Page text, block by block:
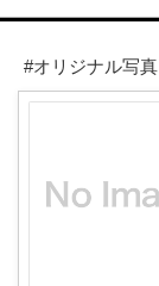
#オリジナル写真